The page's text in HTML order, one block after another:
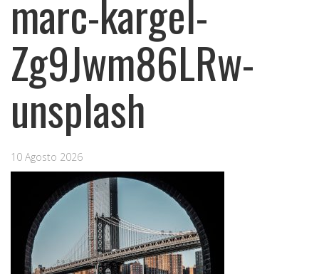
marc-kargel-
Zg9Jwm86LRw-
unsplash
10 Agosto 2026